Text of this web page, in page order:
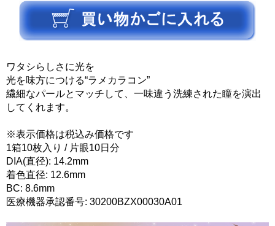
ワタシらしさに光を
光を味方につける“ラメカラコン”
繊細なパールとマッチして、一味違う洗練された瞳を演出
してくれます。
※表示価格は税込み価格です
1箱10枚入り / 片眼10日分
DIA(直径): 14.2mm
着色直径: 12.6mm
BC: 8.6mm
医療機器承認番号: 30200BZX00030A01